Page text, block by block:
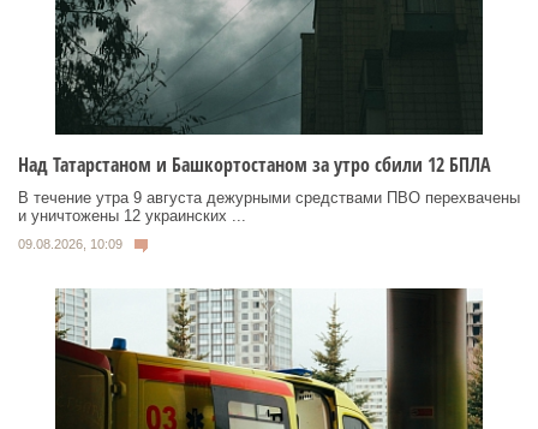
Над Татарстаном и Башкортостаном за утро сбили 12 БПЛА
В течение утра 9 августа дежурными средствами ПВО перехвачены
и уничтожены 12 украинских ...
09.08.2026, 10:09